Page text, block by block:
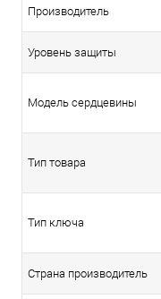
Производитель
Уровень защиты
Модель сердцевины
Тип товара
Тип ключа
Страна производитель